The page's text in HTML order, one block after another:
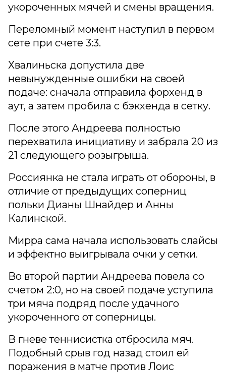
укороченных мячей и смены вращения.
Переломный момент наступил в первом
сете при счете 3:3.
Хвалиньска допустила две
невынужденные ошибки на своей
подаче: сначала отправила форхенд в
аут, а затем пробила с бэкхенда в сетку.
После этого Андреева полностью
перехватила инициативу и забрала 20 из
21 следующего розыгрыша.
Россиянка не стала играть от обороны, в
отличие от предыдущих соперниц
польки Дианы Шнайдер и Анны
Калинской.
Мирра сама начала использовать слайсы
и эффектно выигрывала очки у сетки.
Во второй партии Андреева повела со
счетом 2:0, но на своей подаче уступила
три мяча подряд после удачного
укороченного от соперницы.
В гневе теннисистка отбросила мяч.
Подобный срыв год назад стоил ей
поражения в матче против Лоис